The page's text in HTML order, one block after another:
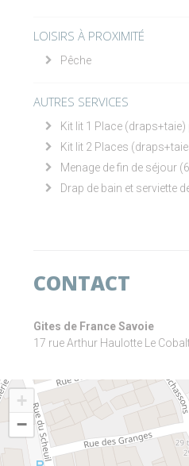
LOISIRS À PROXIMITÉ
Pêche
AUTRES SERVICES
Kit lit 1 Place
Kit lit 2 Places
Menage de fin de séjour
Drap de bain et serviette
CONTACT
Gites de France Savoie
17 rue Arthur Haulotte Le
+
−